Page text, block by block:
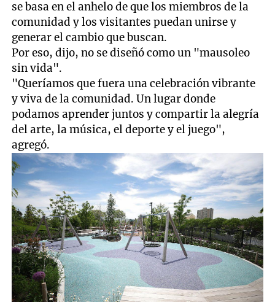
se basa en el anhelo de que los miembros de la
comunidad y los visitantes puedan unirse y
generar el cambio que buscan.
Por eso, dijo, no se diseñó como un "mausoleo
sin vida".
"Queríamos que fuera una celebración vibrante
y viva de la comunidad. Un lugar donde
podamos aprender juntos y compartir la alegría
del arte, la música, el deporte y el juego",
agregó.